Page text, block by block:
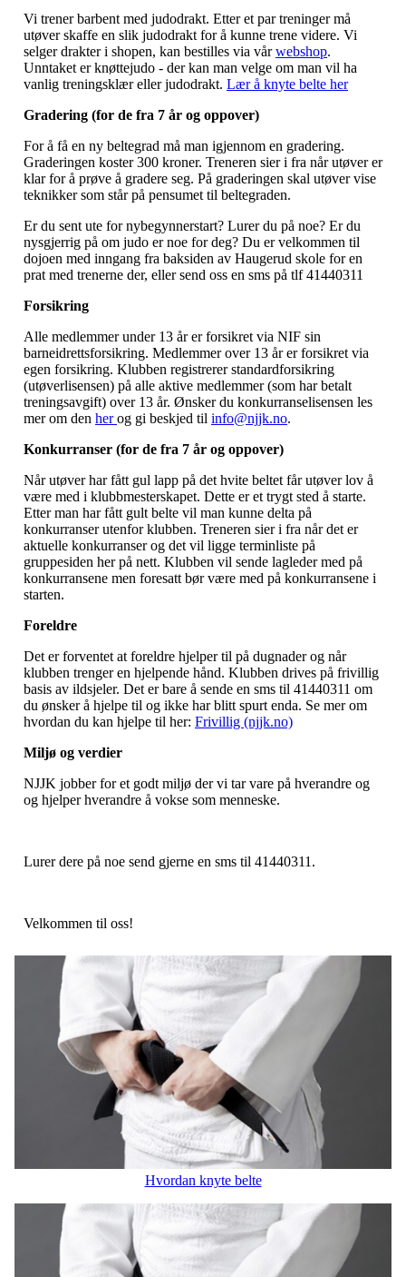
Vi trener barbent med judodrakt. Etter et par treninger må
utøver skaffe en slik judodrakt for å kunne trene videre. Vi
selger drakter i shopen, kan bestilles via vårwebshop.
Unntaket er knøttejudo - der kan man velge om man vil ha
vanlig treningsklær eller judodrakt. Lær å knyte belte her
Gradering (for de fra 7 år og oppover)
For å få en ny beltegrad må man igjennom en gradering.
Graderingen koster 300 kroner. Treneren sier i fra når utøver er
klar for å prøve å gradere seg. På graderingen skal utøver vise
teknikker som står på pensumet til beltegraden.
Er du sent ute for nybegynnerstart? Lurer du på noe? Er du
nysgjerrig på om judo er noe for deg? Du er velkommen til
dojoen med inngang fra baksiden av Haugerud skole for en
prat med trenerne der, eller send oss en sms på tlf 41440311
Forsikring
Alle medlemmer under 13 år er forsikret via NIF sin
barneidrettsforsikring. Medlemmer over 13 år er forsikret via
egen forsikring. Klubben registrerer standardforsikring
(utøverlisensen) på alle aktive medlemmer (som har betalt
treningsavgift) over 13 år. Ønsker du konkurranselisensen les
mer om den herog gi beskjed til info@njjk.no.
Konkurranser (for de fra 7 år og oppover)
Når utøver har fått gul lapp på det hvite beltet får utøver lov å
være med i klubbmesterskapet. Dette er et trygt sted å starte.
Etter man har fått gult belte vil man kunne delta på
konkurranser utenfor klubben. Treneren sier i fra når det er
aktuelle konkurranser og det vil ligge terminliste på
gruppesiden her på nett. Klubben vil sende lagleder med på
konkurransene men foresatt bør være med på konkurransene i
starten.
Foreldre
Det er forventet at foreldre hjelper til på dugnader og når
klubben trenger en hjelpende hånd. Klubben drives på frivillig
basis av ildsjeler. Det er bare å sende en sms til 41440311 om
du ønsker å hjelpe til og ikke har blitt spurt enda. Se mer om
hvordan du kan hjelpe til her: Frivillig (njjk.no)
Miljø og verdier
NJJK jobber for et godt miljø der vi tar vare på hverandre og
og hjelper hverandre å vokse som menneske.
Lurer dere på noe send gjerne en sms til 41440311.
Velkommen til oss!
Hvordan knyte belte